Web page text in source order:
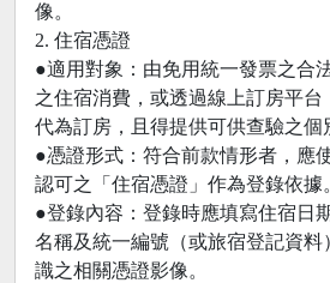
像。
2. 住宿憑證
●適用對象：由免用統一發票之合
之住宿消費，或透過線上訂房平
代為訂房，且得提供可供查驗之個
●憑證形式：符合前款情形者，應
認可之「住宿憑證」作為登錄依據
●登錄內容：登錄時應填寫住宿日
名稱及統一編號（或旅宿登記資料
識之相關憑證影像。